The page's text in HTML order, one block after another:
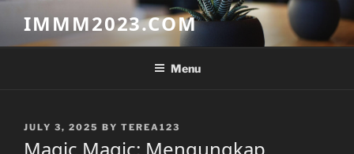
content
IMMM2023.COM
Menu
POSTED
JULY 3, 2025 BY TEREA123